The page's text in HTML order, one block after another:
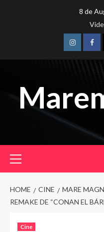
8 de
Instagram
Menu
HOME CINE
MARE
REMAKE DE “CONAN EL
Cine